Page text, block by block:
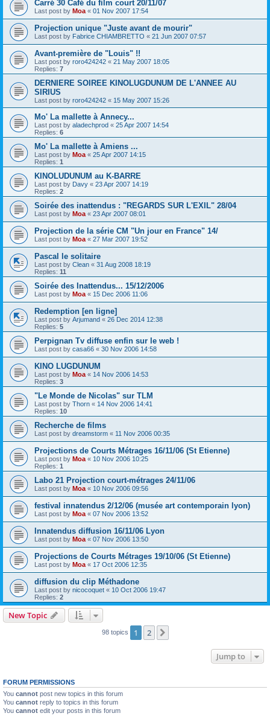
Carré 30 Café du film court 20/11/07
Last post by Moa « 01 Nov 2007 17:54
Projection unique "Juste avant de mourir"
Last post by Fabrice CHIAMBRETTO « 21 Jun 2007 07:57
Avant-première de "Louis" !!
Last post by roro424242 « 21 May 2007 18:05
Replies: 7
DERNIERE SOIREE KINOLUGDUNUM DE L'ANNEE AU
SIRIUS
Last post by roro424242 « 15 May 2007 15:26
Mo' La mallette à Annecy...
Last post by aladechprod « 25 Apr 2007 14:54
Replies: 6
Mo' La mallette à Amiens ...
Last post by Moa « 25 Apr 2007 14:15
Replies: 1
KINOLUDUNUM au K-BARRE
Last post by Davy « 23 Apr 2007 14:19
Replies: 2
Soirée des inattendus : "REGARDS SUR L'EXIL" 28/04
Last post by Moa « 23 Apr 2007 08:01
Projection de la série CM "Un jour en France" 14/
Last post by Moa « 27 Mar 2007 19:52
Pascal le solitaire
Last post by Clean « 31 Aug 2008 18:19
Replies: 11
Soirée des Inattendus... 15/12/2006
Last post by Moa « 15 Dec 2006 11:06
Redemption [en ligne]
Last post by Arjumand « 26 Dec 2014 12:38
Replies: 5
Perpignan Tv diffuse enfin sur le web !
Last post by casa66 « 30 Nov 2006 14:58
KINO LUGDUNUM
Last post by Moa « 14 Nov 2006 14:53
Replies: 3
"Le Monde de Nicolas" sur TLM
Last post by Thorn « 14 Nov 2006 14:41
Replies: 10
Recherche de films
Last post by dreamstorm « 11 Nov 2006 00:35
Projections de Courts Métrages 16/11/06 (St Etienne)
Last post by Moa « 10 Nov 2006 10:25
Replies: 1
Labo 21 Projection court-métrages 24/11/06
Last post by Moa « 10 Nov 2006 09:56
festival innatendus 2/12/06 (musée art contemporain lyon)
Last post by Moa « 07 Nov 2006 13:52
Innatendus diffusion 16/11/06 Lyon
Last post by Moa « 07 Nov 2006 13:50
Projections de Courts Métrages 19/10/06 (St Etienne)
Last post by Moa « 17 Oct 2006 12:35
diffusion du clip Méthadone
Last post by nicocoquet « 10 Oct 2006 19:47
Replies: 2
New Topic
98 topics 1 2
Jump to
FORUM PERMISSIONS
You cannot post new topics in this forum
You cannot reply to topics in this forum
You cannot edit your posts in this forum